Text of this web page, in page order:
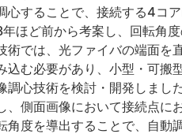
心することで、接続する4コ
ほど前から考案し、回転角
術では、光ファイバの端面
込む必要があり、小型・可
調心技術を検討・開発しま
、側面画像において接続点に
角度を導出することで、自